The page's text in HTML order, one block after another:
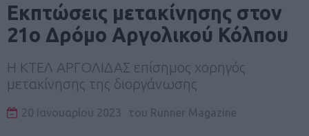
Eκπτώσεις μετακίνησης στον
21ο Δρόμο Αργολικού Κόλπου
Η ΚΤΕΛ ΑΡΓΟΛΙΔΑΣ επίσημος χορηγός
μετακίνησης της διοργάνωσης
20 Ιανουαρίου 2023 του Runner Magazine